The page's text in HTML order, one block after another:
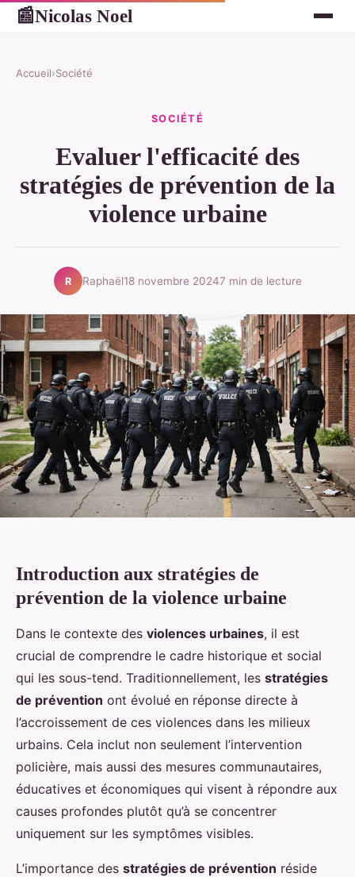
📰Nicolas Noel
Accueil›Société
SOCIÉTÉ
Evaluer l'efficacité des
stratégies de prévention de la
violence urbaine
R Raphaël18 novembre 20247 min de lecture
Introduction aux stratégies de
prévention de la violence urbaine
Dans le contexte des violences urbaines, il est
crucial de comprendre le cadre historique et social
qui les sous-tend. Traditionnellement, les stratégies
de prévention ont évolué en réponse directe à
l’accroissement de ces violences dans les milieux
urbains. Cela inclut non seulement l’intervention
policière, mais aussi des mesures communautaires,
éducatives et économiques qui visent à répondre aux
causes profondes plutôt qu’à se concentrer
uniquement sur les symptômes visibles.
L’importance des stratégies de prévention réside